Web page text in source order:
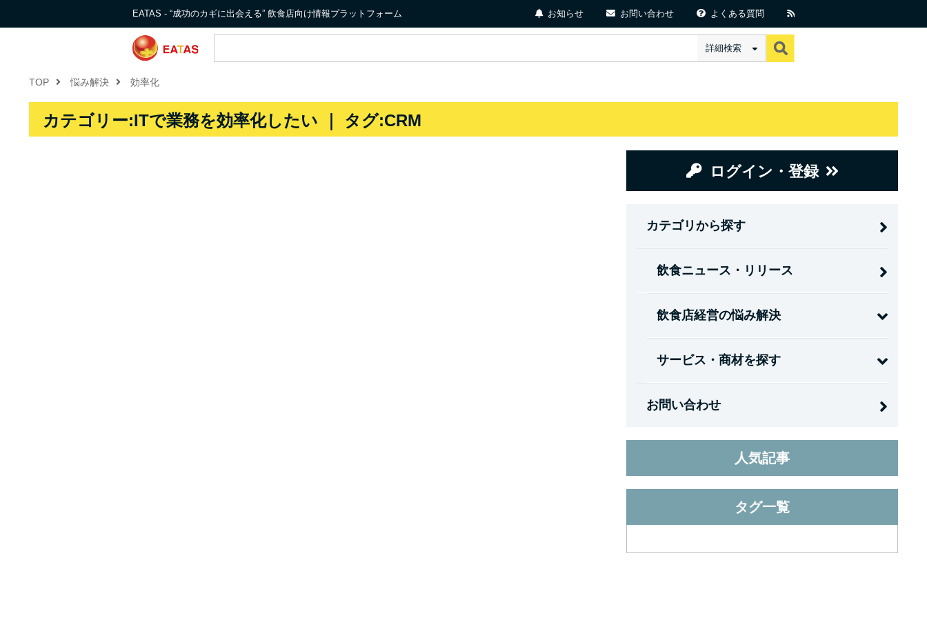
EATAS - “成功のカギに出会える” 飲食店向け情報プラットフォーム お知らせ お問い合わせ よくある質問
詳細検索
TOP 悩み解決 効率化
カテゴリー:ITで業務を効率化したい ｜ タグ:CRM
ログイン・登録
カテゴリから探す
飲食ニュース・リリース
飲食店経営の悩み解決
サービス・商材を探す
お問い合わせ
人気記事
タグ一覧